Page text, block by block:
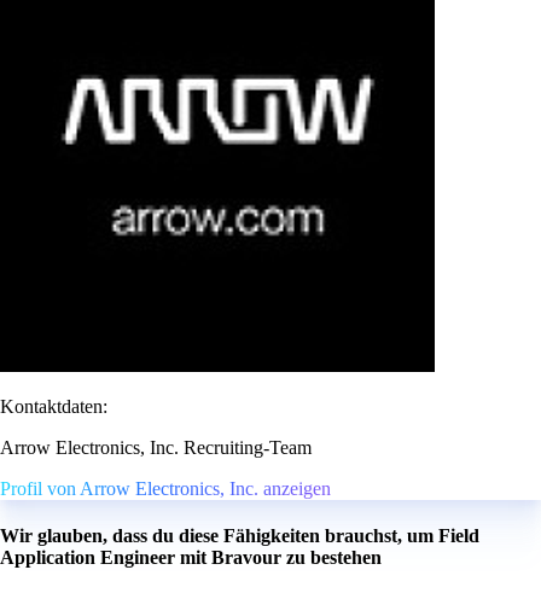
Kontaktdaten:
Arrow Electronics, Inc. Recruiting-Team
Profil von Arrow Electronics, Inc. anzeigen
Wir glauben, dass du diese Fähigkeiten brauchst, um Field
Application Engineer mit Bravour zu bestehen